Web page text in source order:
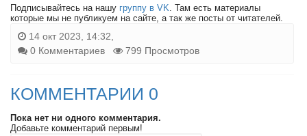
Подписывайтесь на нашу группу в VK . Там есть материалы
которые мы не публикуем на сайте, а так же посты от читателей.
14 окт 2023, 14:32,
0 Комментариев
799 Просмотров
КОММЕНТАРИИ 0
Пока нет ни одного комментария.
Добавьте комментарий первым!